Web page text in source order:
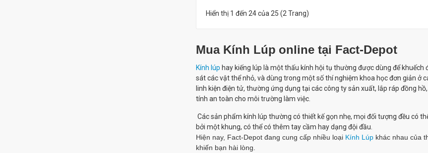
Hiển thị 1 đến 24 của 25 (2 Trang)
Mua Kính Lúp online tại Fact-Depot
Kính lúp hay kiếng lúp là một thấu kính hội tụ thường được dùng để khuếch
sát các vật thể nhỏ, và dùng trong một số thí nghiệm khoa học đơn giản ở
linh kiện điện tử, thường ứng dụng tại các công ty sản xuất, lắp ráp đồng
tính an toàn cho môi trường làm việc.
Các sản phẩm kính lúp thường có thiết kế gọn nhẹ, mọi đối tượng đều có
bởi một khung, có thể có thêm tay cầm hay dạng đội đầu.
Hiện nay, Fact-Depot đang cung cấp nhiều loại Kính Lúpkhác nhau của
khiến bạn hài lòng.